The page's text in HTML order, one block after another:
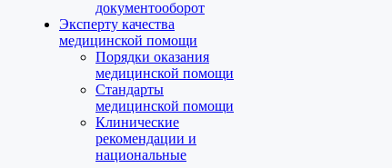
документооборот
Эксперту качества
медицинской помощи
Порядки оказания
медицинской помощи
Стандарты
медицинской помощи
Клинические
рекомендации и
национальные